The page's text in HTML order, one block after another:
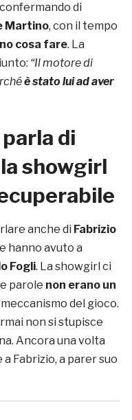
di
Martino, con il tempo
cosa fare. La
“Il motore di
è stato lui ad aver
di
showgirl
anche di Fabrizio
hanno avuto a
Fogli. La showgirl ci
parole non erano un
del gioco.
non si stupisce
Ancora una volta
Fabrizio, a parer suo